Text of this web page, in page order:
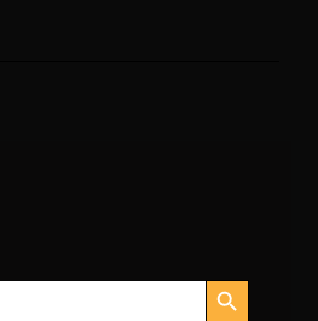
搜尋按鈕